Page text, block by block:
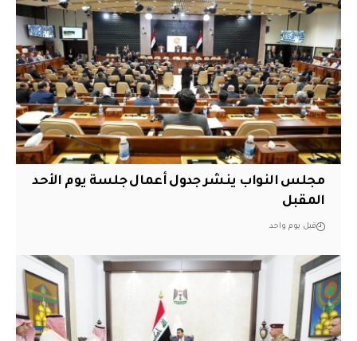
مجلس النواب ينشر جدول أعمال جلسة يوم الأحد
المقبل
قبل يوم واحد